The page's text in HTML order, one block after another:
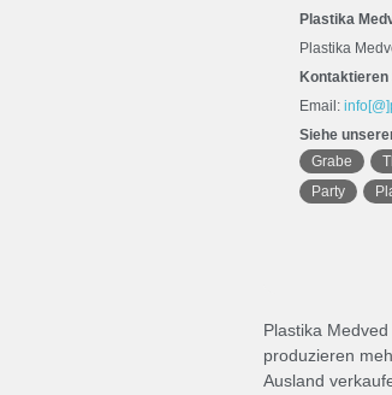
Plastika
Plastika
Kontaktieren
Email:
Siehe
Grabe
Party
Plastika
produzieren
Ausland